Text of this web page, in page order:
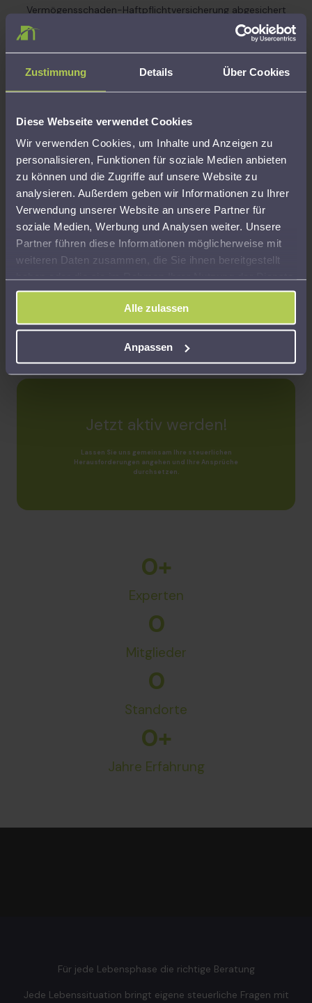
Zustimmung Details Über Cookies
Diese Webseite verwendet Cookies
Wir verwenden Cookies, um Inhalte und Anzeigen zu
personalisieren, Funktionen für soziale Medien anbieten
zu können und die Zugriffe auf unsere Website zu
analysieren. Außerdem geben wir Informationen zu Ihrer
Verwendung unserer Website an unsere Partner für
soziale Medien, Werbung und Analysen weiter. Unsere
Partner führen diese Informationen möglicherweise mit
weiteren Daten zusammen, die Sie ihnen bereitgestellt
haben oder die sie im Rahmen Ihrer Nutzung der Dienste
gesammelt haben.
Alle zulassen
Anpassen
Vermögensschaden-Haftpflichtversicherung abgesichert
und haftet im Falle einer fehlerhaften Beratungsleistung.
Sämtliche Leistungen im gesetzlichen Beratungsumfang sind
bereits mit dem jährlichen Mitgliedsbeitrag sowie der
einmaligen Aufnahmegebühr abgegolten – versteckte oder
Oberfinanzbehörde.
Finanzamt
Wir erstellen Ihre
Einkommensteuerer
klärung vollständig,
übernehmen den
Schriftverkehr mit
dem Finanzamt und
begleiten Sie bis
zum
Steuerbescheid.
Abgabe für Sie da
Unsere
Unterstützung
endet nicht mit der
Steuererklärung. Wir
prüfen Bescheide,
beantworten
Rückfragen und
begleiten Sie bei
allen weiteren
Schritten.
anonym
Keine Hotline, keine
Software und keine
Standardlösungen.
eine persönliche
Beratung durch
erfahrene
Steuerexperten.
Jetzt aktiv werden!
Lassen Sie uns gemeinsam Ihre steuerlichen
Herausforderungen angehen und Ihre Ansprüche
durchsetzen.
Experten
0+
Mitglieder
0
Standorte
0
Jahre Erfahrung
0+
Für jede Lebensphase die richtige Beratung
Jede Lebenssituation bringt eigene steuerliche Fragen mit